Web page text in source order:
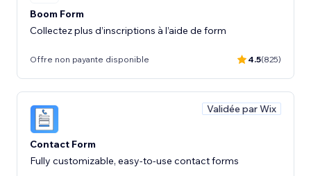
Boom Form
Collectez plus d’inscriptions à l’aide de form
Offre non payante disponible 4.5(825)
Validée par Wix
Contact Form
Fully customizable, easy-to-use contact forms